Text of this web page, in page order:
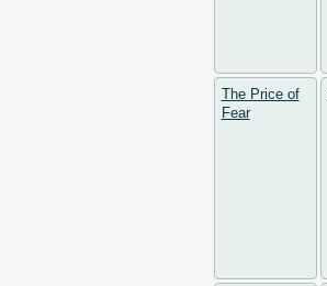
The Price of
Fear